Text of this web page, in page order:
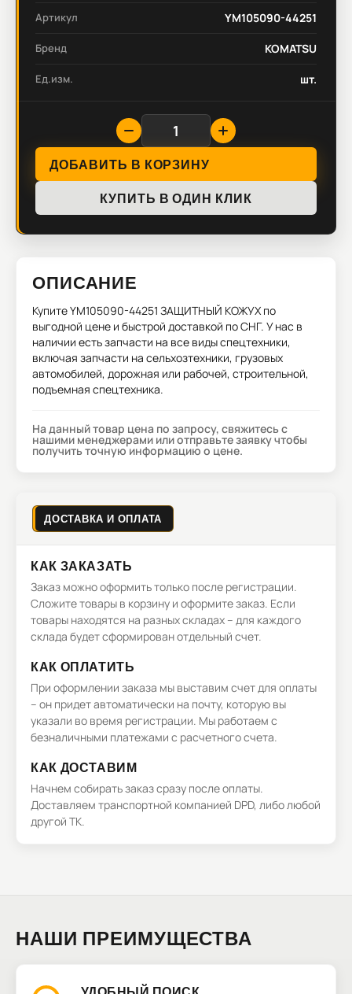
Артикул YM105090-44251
Бренд KOMATSU
Ед.изм. шт.
ДОБАВИТЬ В КОРЗИНУ
КУПИТЬ В ОДИН КЛИК
ОПИСАНИЕ
КупитеYM105090-44251 ЗАЩИТНЫЙ КОЖУХ по
выгодной цене и быстрой доставкой по СНГ. У нас в
наличии есть запчасти на все виды спецтехники,
включая запчасти на сельхозтехники, грузовых
автомобилей, дорожная или рабочей, строительной,
подъемная спецтехника.
На данный товар цена по запросу, свяжитесь с
нашими менеджерами или отправьте заявку чтобы
получить точную информацию о цене.
ДОСТАВКА И ОПЛАТА
КАК ЗАКАЗАТЬ
Заказ можно оформить только после регистрации.
Сложите товары в корзину и оформите заказ. Если
товары находятся на разных складах – для каждого
склада будет сформирован отдельный счет.
КАК ОПЛАТИТЬ
При оформлении заказа мы выставим счет для оплаты
– он придет автоматически на почту, которую вы
указали во время регистрации. Мы работаем с
безналичными платежами с расчетного счета.
КАК ДОСТАВИМ
Начнем собирать заказ сразу после оплаты.
Доставляем транспортной компанией DPD, либо любой
другой ТК.
НАШИ ПРЕИМУЩЕСТВА